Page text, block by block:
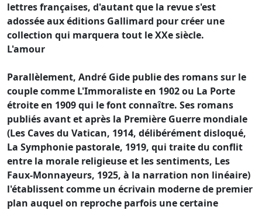
lettres françaises, d'autant que la revue s'est
adossée aux éditions Gallimard pour créer une
collection qui marquera tout le XXe siècle.
L'amour
Parallèlement, André Gide publie des romans sur le
couple comme L'Immoraliste en 1902 ou La Porte
étroite en 1909 qui le font connaître. Ses romans
publiés avant et après la Première Guerre mondiale
(Les Caves du Vatican, 1914, délibérément disloqué,
La Symphonie pastorale, 1919, qui traite du conflit
entre la morale religieuse et les sentiments, Les
Faux-Monnayeurs, 1925, à la narration non linéaire)
l'établissent comme un écrivain moderne de premier
plan auquel on reproche parfois une certaine